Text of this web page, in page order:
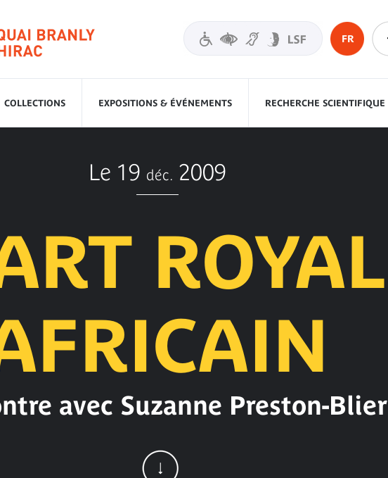
FR
COLLECTIONS EXPOSITIONS & ÉVÉNEMENTS RECHERCHE SCIENTIFIQUE
Le 19 déc. 2009
ROYAL
avec Suzanne Preston-Blier